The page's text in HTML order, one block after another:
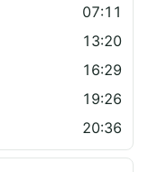
07:11
13:20
16:29
19:26
20:36